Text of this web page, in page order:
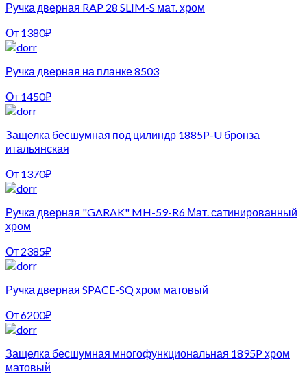
Ручка дверная RAP 28 SLIM-S мат. хром
От 1380₽
Ручка дверная на планке 8503
От 1450₽
Защелка бесшумная под цилиндр 1885P-U бронза
итальянская
От 1370₽
Ручка дверная "GARAK" MH-59-R6 Мат. сатинированный
хром
От 2385₽
Ручка дверная SPACE-SQ хром матовый
От6200₽
Защелка бесшумная многофункциональная 1895P хром
матовый